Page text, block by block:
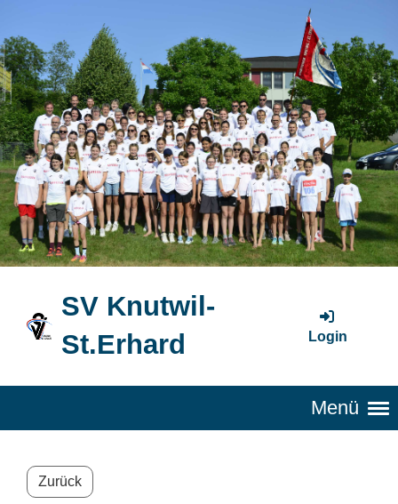
SV Knutwil-
St.Erhard
Login
Menü
Zurück